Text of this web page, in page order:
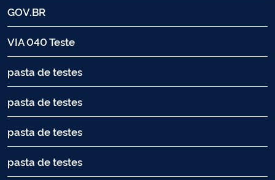
GOV.BR
VIA 040 Teste
pasta de testes
pasta de testes
pasta de testes
pasta de testes